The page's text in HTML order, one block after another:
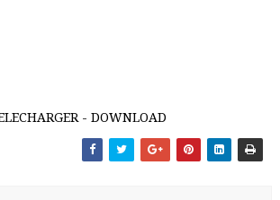
- DOWNLOAD